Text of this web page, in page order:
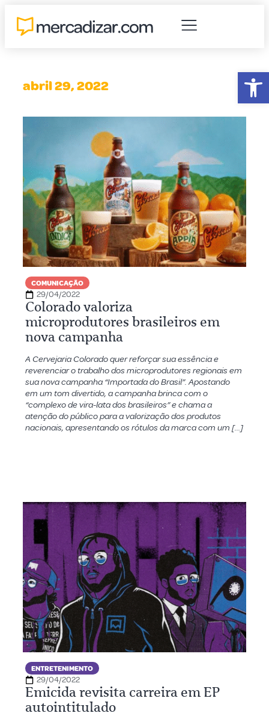
abril 29, 2022
COMUNICAÇÃO
29/04/2022
Colorado valoriza
microprodutores brasileiros em
nova campanha
A Cervejaria Colorado quer reforçar sua essência e
reverenciar o trabalho dos microprodutores regionais em
sua nova campanha “Importada do Brasil”. Apostando
em um tom divertido, a campanha brinca com o
“complexo de vira-lata dos brasileiros” e chama a
atenção do público para a valorização dos produtos
nacionais, apresentando os rótulos da marca com um […]
ENTRETENIMENTO
29/04/2022
Emicida revisita carreira em EP
autointitulado